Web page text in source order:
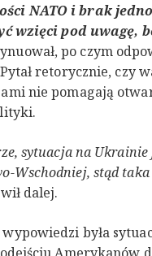
NATO i brak
wzięci pod uwagę,
po czym
retorycznie, czy
nie pomagają
sytuacja na
Wschodniej, stąd
dalej.
była